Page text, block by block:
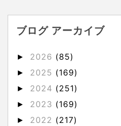
ブログ アーカイブ
► 2026 (85)
► 2025 (169)
► 2024 (251)
► 2023 (169)
► 2022 (217)